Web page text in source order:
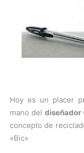
Hoy es un placer
mano deldiseñador
concepto de
«Bic»